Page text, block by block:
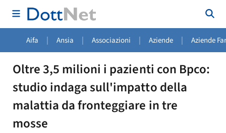
Aifa | Ansia | Associazioni | Aziende | Aziende
Oltre 3,5 milioni i pazienti con Bpco:
studio indaga sull'impatto della
malattia da fronteggiare in tre
mosse